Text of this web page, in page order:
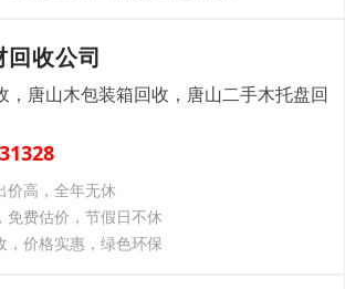
回收公司
，唐山木包装箱回收，唐山二手木托盘回
价高，全年无休
免费估价，节假日不休
，价格实惠，绿色环保